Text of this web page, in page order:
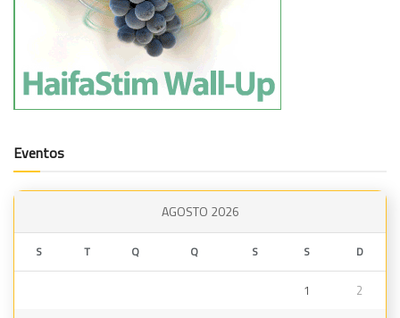
Eventos
AGOSTO 2026
S T Q Q S S D
1 2